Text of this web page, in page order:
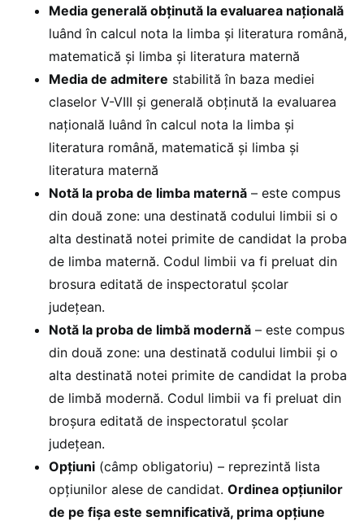
Media generală obţinută la evaluarea naţională
luând în calcul nota la limba şi literatura română,
matematică şi limba şi literatura maternă
Media de admitere stabilită în baza mediei
claselor V-VIII şi generală obţinută la evaluarea
naţională luând în calcul nota la limba şi
literatura română, matematică şi limba şi
literatura maternă
Notă la proba de limba maternă – este compus
din două zone: una destinată codului limbii si o
alta destinată notei primite de candidat la proba
de limba maternă. Codul limbii va fi preluat din
brosura editată de inspectoratul şcolar
judeţean.
Notă la proba de limbă modernă – este compus
din două zone: una destinată codului limbii şi o
alta destinată notei primite de candidat la proba
de limbă modernă. Codul limbii va fi preluat din
broşura editată de inspectoratul şcolar
judeţean.
Opţiuni (câmp obligatoriu) – reprezintă lista
opţiunilor alese de candidat. Ordinea opţiunilor
de pe fişa este semnificativă, prima opţiune